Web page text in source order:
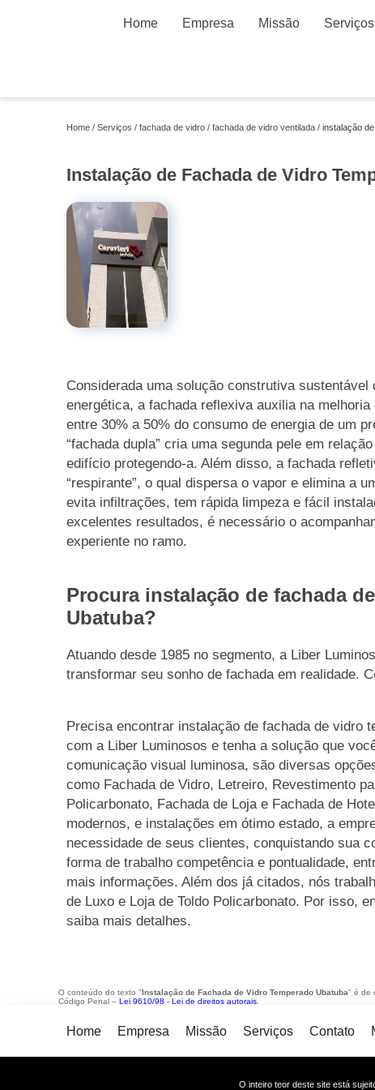
Home Empresa Missão Serviços
Home Serviços fachada de vidro fachada de vidro ventilada instalação
Instalação de Fachada de Vidro
Considerada uma solução construtiva
energética, a fachada reflexiva auxilia na
entre 30% a 50% do consumo de energia de um
“fachada dupla” cria uma segunda pele em
edifício protegendo-a. Além disso, a fachada
“respirante”, o qual dispersa o vapor e elimina a
evita infiltrações, tem rápida limpeza e fácil
excelentes resultados, é necessário o
experiente no ramo.
Procura instalação de fachada
Ubatuba?
Atuando desde 1985 no segmento, a Liber
transformar seu sonho de fachada em realidade.
Precisa encontrar instalação de fachada de vidro
com a Liber Luminosos e tenha a solução que
comunicação visual luminosa, são diversas
como Fachada de Vidro, Letreiro, Revestimento
Policarbonato, Fachada de Loja e Fachada de
modernos, e instalações em ótimo estado, a
necessidade de seus clientes, conquistando sua
forma de trabalho competência e pontualidade,
mais informações. Além dos já citados, nós
de Luxo e Loja de Toldo Policarbonato. Por isso,
saiba mais detalhes.
O conteúdo do texto "Instalação de Fachada de Vidro Temperado Ubatuba" é de
Código Penal – Lei 9610/98 - Lei de direitos autorais
Home Empresa Missão Serviços Contato
O inteiro teor deste site está